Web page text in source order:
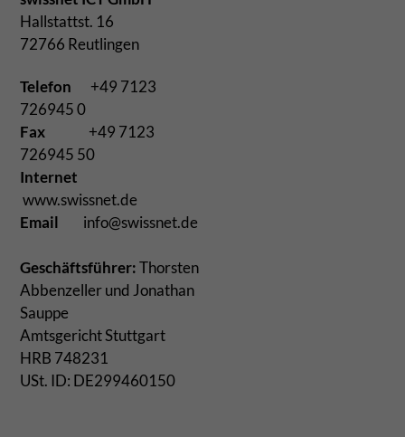
Hallstattst. 16
72766 Reutlingen
Telefon +49 7123
726945 0
Fax+49 7123
726945 50
Internet
www.swissnet.de
Email
info@swissnet.de
Geschäftsführer:Thorsten
Abbenzeller und Jonathan
Sauppe
Amtsgericht Stuttgart
HRB 748231
USt. ID: DE299460150